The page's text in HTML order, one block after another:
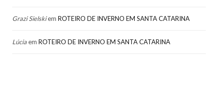
Grazi Sielskiem ROTEIRO DE INVERNO EM SANTA CATARINA
Lúciaem ROTEIRO DE INVERNO EM SANTA CATARINA